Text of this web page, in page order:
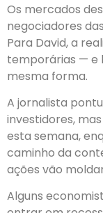
Os mercados
negociadores
Para David, a
temporárias — e
mesma forma.
A jornalista
investidores,
esta semana,
caminho da
ações vão
Alguns